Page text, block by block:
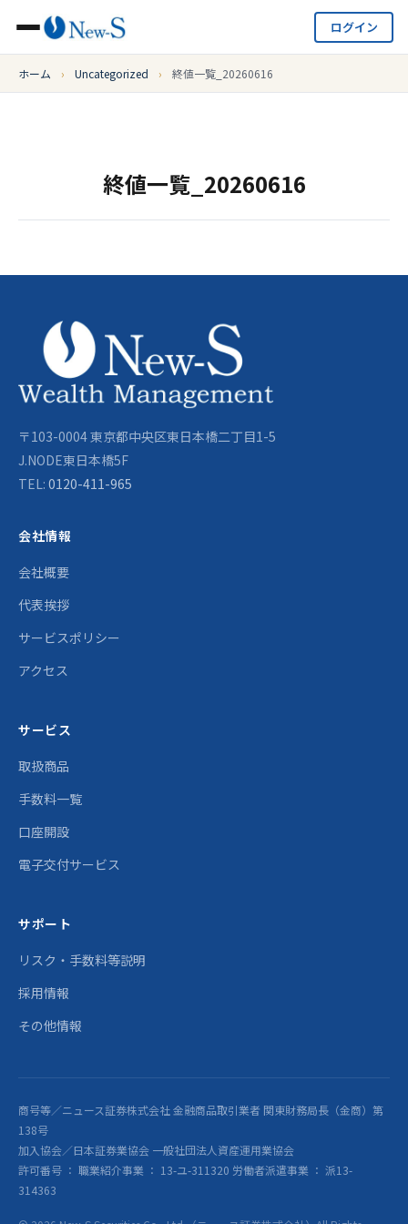
ログイン
ホーム › Uncategorized › 終値一覧_20260616
終値一覧_20260616
〒103-0004 東京都中央区東日本橋二丁目1-5
J.NODE東日本橋5F
TEL: 0120-411-965
会社情報
会社概要
代表挨拶
サービスポリシー
アクセス
サービス
取扱商品
手数料一覧
口座開設
電子交付サービス
サポート
リスク・手数料等説明
採用情報
その他情報
商号等／ニュース証券株式会社 金融商品取引業者 関東財務局長（金商）第
138号
加入協会／日本証券業協会 一般社団法人資産運用業協会
許可番号 ： 職業紹介事業 ： 13-ユ-311320 労働者派遣事業 ： 派13-
314363